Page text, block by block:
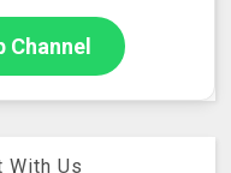
Channel
With Us